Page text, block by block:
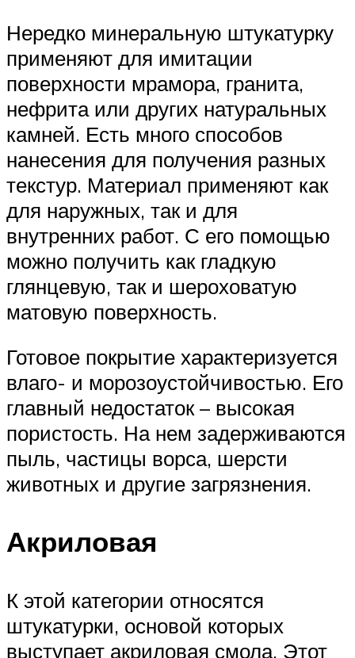
Нередко минеральную штукатурку
применяют для имитации
поверхности мрамора, гранита,
нефрита или других натуральных
камней. Есть много способов
нанесения для получения разных
текстур. Материал применяют как
для наружных, так и для
внутренних работ. С его помощью
можно получить как гладкую
глянцевую, так и шероховатую
матовую поверхность.
Готовое покрытие характеризуется
влаго- и морозоустойчивостью. Его
главный недостаток – высокая
пористость. На нем задерживаются
пыль, частицы ворса, шерсти
животных и другие загрязнения.
Акриловая
К этой категории относятся
штукатурки, основой которых
выступает акриловая смола. Этот